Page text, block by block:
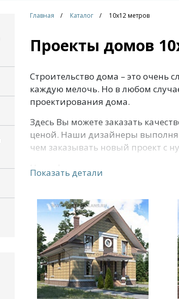
Главная Каталог 10x12 метров
Проекты домов
Строительство дома – это очень
каждую мелочь. Но в любом
проектирования дома.
Здесь Вы можете заказать
ценой. Наши дизайнеры
чем заказывать новый проект с
Наша фирма также
Показать детали